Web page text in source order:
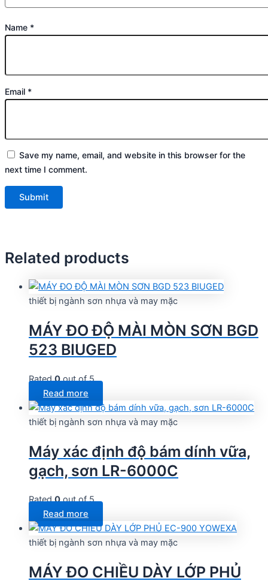
Name *
Email *
Save my name, email, and website in this browser for the
next time I comment.
Related products
thiết bị ngành sơn nhựa và may mặc
MÁY ĐO ĐỘ MÀI MÒN SƠN BGD
523 BIUGED
Rated0out of 5
Read more
thiết bị ngành sơn nhựa và may mặc
Máy xác định độ bám dính vữa,
gạch, sơn LR-6000C
Rated0out of 5
Read more
thiết bị ngành sơn nhựa và may mặc
MÁY ĐO CHIỀU DÀY LỚP PHỦ